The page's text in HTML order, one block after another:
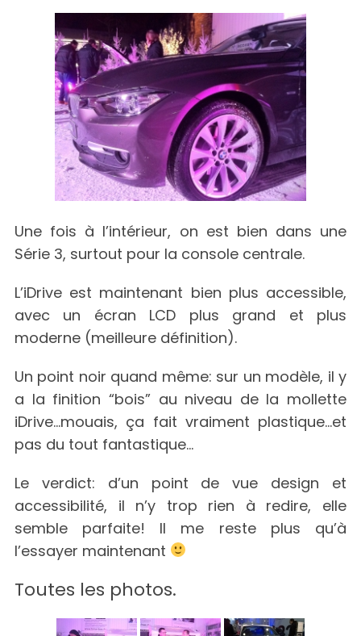
Une fois à l’intérieur, on est bien dans une
Série 3, surtout pour la console centrale.
L’iDrive est maintenant bien plus accessible,
avec un écran LCD plus grand et plus
moderne (meilleure définition).
Un point noir quand même: sur un modèle, il y
a la finition “bois” au niveau de la mollette
iDrive…mouais, ça fait vraiment plastique…et
pas du tout fantastique…
Le verdict: d’un point de vue design et
accessibilité, il n’y trop rien à redire, elle
semble parfaite! Il me reste plus qu’à
l’essayer maintenant
Toutes les photos.